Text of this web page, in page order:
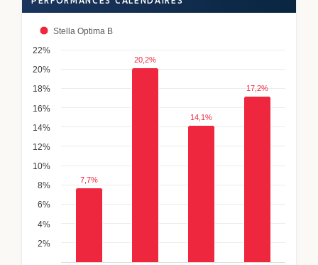
7,7%
20,2%
14,1%
17,2%
Stella Optima B
2%
4%
6%
8%
10%
12%
14%
16%
18%
20%
22%